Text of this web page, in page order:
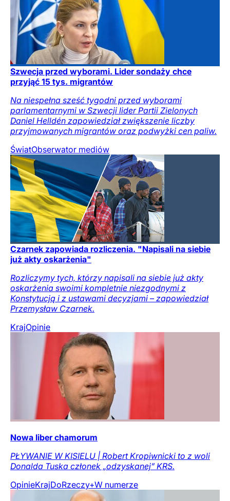
Szwecja przed wyborami. Lider sondaży chce
przyjąć 15 tys. migrantów
Na niespełna sześć tygodni przed wyborami
parlamentarnymi w Szwecji lider Partii Zielonych
Daniel Helldén zapowiedział zwiększenie liczby
przyjmowanych migrantów oraz podwyżki cen paliw.
ŚwiatObserwator mediów
Czarnek zapowiada rozliczenia. "Napisali na siebie
już akty oskarżenia"
Rozliczymy tych, którzy napisali na siebie już akty
oskarżenia swoimi kompletnie niezgodnymi z
Konstytucją i z ustawami decyzjami – zapowiedział
Przemysław Czarnek.
KrajOpinie
Nowa liber chamorum
PŁYWANIE W KISIELU | Robert Kropiwnicki to z woli
Donalda Tuska członek „odzyskanej” KRS.
OpinieKrajDoRzeczy+W numerze